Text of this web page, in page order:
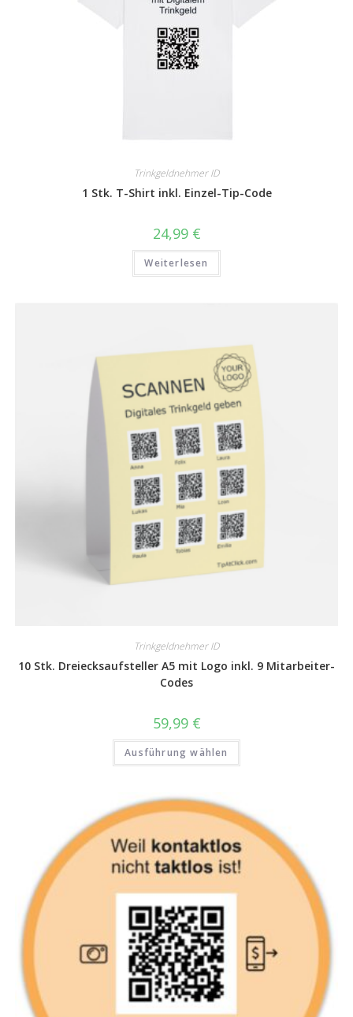
Trinkgeldnehmer ID
1 Stk. T-Shirt inkl. Einzel-Tip-Code
24,99 €
Weiterlesen
Trinkgeldnehmer ID
10 Stk. Dreiecksaufsteller A5 mit Logo inkl. 9 Mitarbeiter-
Codes
59,99 €
Ausführung wählen